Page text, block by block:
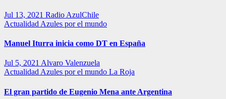
Jul 13, 2021 Radio AzulChile
Actualidad Azules por el mundo
Manuel Iturra inicia como DT en España
Jul 5, 2021 Alvaro Valenzuela
Actualidad Azules por el mundo La Roja
El gran partido de Eugenio Mena ante Argentina